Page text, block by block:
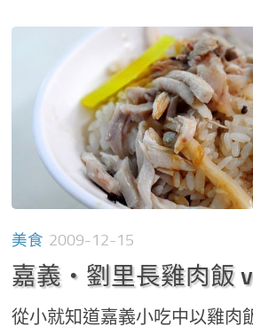
美食 2009-12-15
嘉義‧劉里長雞肉飯
從小就知道嘉義小吃中以雞肉